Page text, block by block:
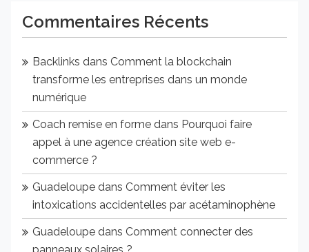
Commentaires Récents
Backlinks dans Comment la blockchain
transforme les entreprises dans un monde
numérique
Coach remise en forme dans Pourquoi faire
appel à une agence création site web e-
commerce ?
Guadeloupe dans Comment éviter les
intoxications accidentelles par acétaminophène
Guadeloupe dans Comment connecter des
panneaux solaires ?